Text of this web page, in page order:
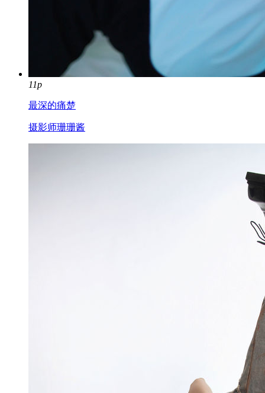
11p
最深的痛楚
摄影师珊珊酱